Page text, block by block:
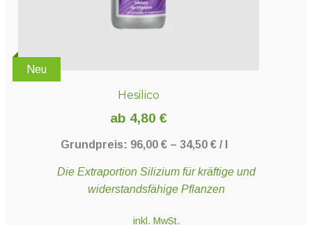
Neu
Hesilico
ab 4,80 €
Grundpreis: 96,00 €– 34,50 €/
Die Extraportion Silizium für kräftige und
widerstandsfähige Pflanzen
inkl. MwSt.